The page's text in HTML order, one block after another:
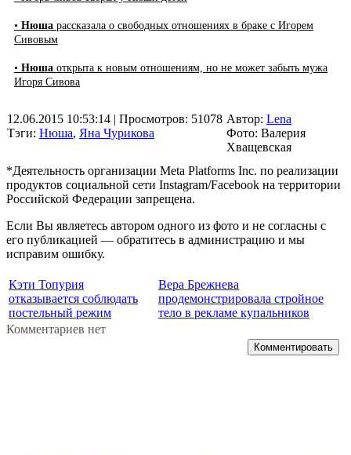
• Нюша рассказала о свободных отношениях в браке с Игорем
Сивовым
• Нюша открыта к новым отношениям, но не может забыть мужа
Игоря Сивова
12.06.2015 10:53:14 | Просмотров: 51078
Тэги: Нюша, Яна Чурикова
Автор: Lena
Фото: Валерия
Хващевская
*Деятельность организации Meta Platforms Inc. по реализации
продуктов социальной сети Instagram/Facebook на территории
Российской Федерации запрещена.
Если Вы являетесь автором одного из фото и не согласны с
его публикацией — обратитесь в администрацию и мы
исправим ошибку.
Кэти Топурия
отказывается соблюдать
постельный режим
Вера Брежнева
продемонстрировала стройное
тело в рекламе купальников
Комментариев нет
Комментировать